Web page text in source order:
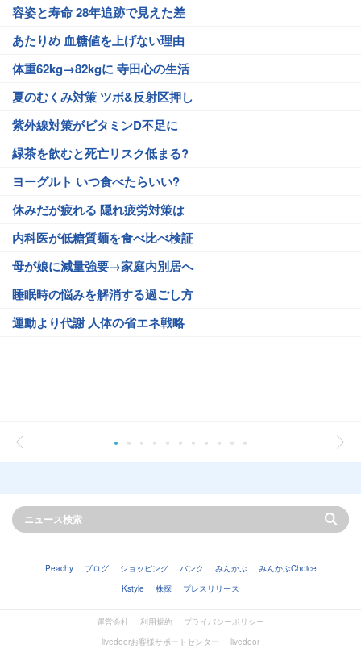
容姿と寿命 28年追跡で見えた差
あたりめ 血糖値を上げない理由
体重62kg→82kgに 寺田心の生活
夏のむくみ対策 ツボ&反射区押し
紫外線対策がビタミンD不足に
緑茶を飲むと死亡リスク低まる?
ヨーグルト いつ食べたらいい?
休みだが疲れる 隠れ疲労対策は
内科医が低糖質麺を食べ比べ検証
母が娘に減量強要→家庭内別居へ
睡眠時の悩みを解消する過ごし方
運動より代謝 人体の省エネ戦略
Peachy ブログ ショッピング バンク みんかぶ
みんかぶChoice
Kstyle
株探 プレスリリース
運営会社 利用規約
プライバシーポリシー
livedoorお客様サポートセンター
livedoor